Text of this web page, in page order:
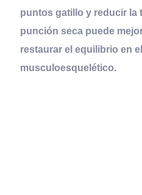
puntos gatillo y reducir la
punción seca puede
restaurar el equilibrio en
musculoesquelético.